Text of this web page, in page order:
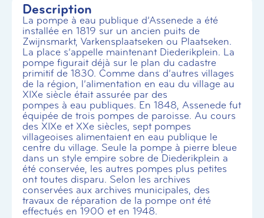
Description
La pompe à eau publique d’Assenede a été
installée en 1819 sur un ancien puits de
Zwijnsmarkt, Varkensplaatseken ou Plaatseken.
La place s’appelle maintenant Diederikplein. La
pompe figurait déjà sur le plan du cadastre
primitif de 1830. Comme dans d’autres villages
de la région, l’alimentation en eau du village au
XIXe siècle était assurée par des
pompes à eau publiques. En 1848, Assenede fut
équipée de trois pompes de paroisse. Au cours
des XIXe et XXe siècles, sept pompes
villageoises alimentaient en eau publique le
centre du village. Seule la pompe à pierre bleue
dans un style empire sobre de Diederikplein a
été conservée, les autres pompes plus petites
ont toutes disparu. Selon les archives
conservées aux archives municipales, des
travaux de réparation de la pompe ont été
effectués en 1900 et en 1948.